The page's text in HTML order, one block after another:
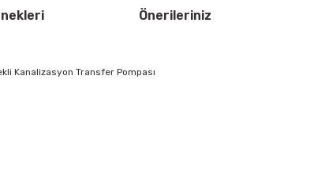
Önerileriniz
Kanalizasyon Transfer Pompası